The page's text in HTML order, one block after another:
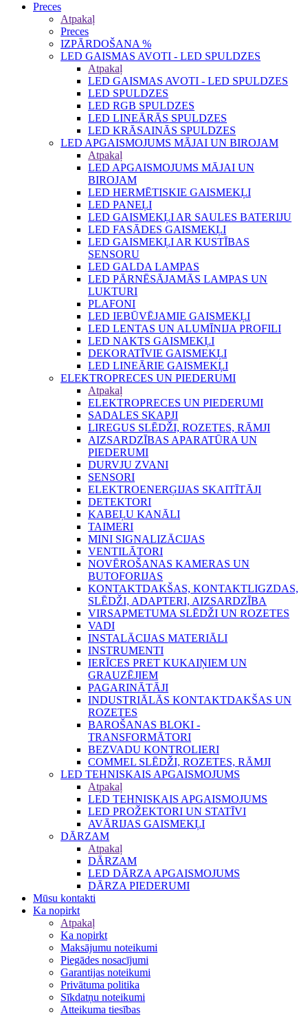
Preces
Atpakaļ
Preces
IZPĀRDOŠANA %
LED GAISMAS AVOTI - LED SPULDZES
Atpakaļ
LED GAISMAS AVOTI - LED SPULDZES
LED SPULDZES
LED RGB SPULDZES
LED LINEĀRĀS SPULDZES
LED KRĀSAINĀS SPULDZES
LED APGAISMOJUMS MĀJAI UN BIROJAM
Atpakaļ
LED APGAISMOJUMS MĀJAI UN
BIROJAM
LED HERMĒTISKIE GAISMEKĻI
LED PANEĻI
LED GAISMEKĻI AR SAULES BATERIJU
LED FASĀDES GAISMEKĻI
LED GAISMEKĻI AR KUSTĪBAS
SENSORU
LED GALDA LAMPAS
LED PĀRNĒSĀJAMĀS LAMPAS UN
LUKTURI
PLAFONI
LED IEBŪVĒJAMIE GAISMEKĻI
LED LENTAS UN ALUMĪNIJA PROFILI
LED NAKTS GAISMEKĻI
DEKORATĪVIE GAISMEKĻI
LED LINEĀRIE GAISMEKĻI
ELEKTROPRECES UN PIEDERUMI
Atpakaļ
ELEKTROPRECES UN PIEDERUMI
SADALES SKAPJI
LIREGUS SLĒDŽI, ROZETES, RĀMJI
AIZSARDZĪBAS APARATŪRA UN
PIEDERUMI
DURVJU ZVANI
SENSORI
ELEKTROENERĢIJAS SKAITĪTĀJI
DETEKTORI
KABEĻU KANĀLI
TAIMERI
MINI SIGNALIZĀCIJAS
VENTILĀTORI
NOVĒROŠANAS KAMERAS UN
BUTOFORIJAS
KONTAKTDAKŠAS, KONTAKTLIGZDAS,
SLĒDŽI, ADAPTERI, AIZSARDZĪBA
VIRSAPMETUMA SLĒDŽI UN ROZETES
VADI
INSTALĀCIJAS MATERIĀLI
INSTRUMENTI
IERĪCES PRET KUKAIŅIEM UN
GRAUZĒJIEM
PAGARINĀTĀJI
INDUSTRIĀLĀS KONTAKTDAKŠAS UN
ROZETES
BAROŠANAS BLOKI -
TRANSFORMĀTORI
BEZVADU KONTROLIERI
COMMEL SLĒDŽI, ROZETES, RĀMJI
LED TEHNISKAIS APGAISMOJUMS
Atpakaļ
LED TEHNISKAIS APGAISMOJUMS
LED PROŽEKTORI UN STATĪVI
AVĀRIJAS GAISMEKĻI
DĀRZAM
Atpakaļ
DĀRZAM
LED DĀRZA APGAISMOJUMS
DĀRZA PIEDERUMI
Mūsu kontakti
Ka nopirkt
Atpakaļ
Ka nopirkt
Maksājumu noteikumi
Piegādes nosacījumi
Garantijas noteikumi
Privātuma politika
Sīkdatņu noteikumi
Atteikuma tiesības